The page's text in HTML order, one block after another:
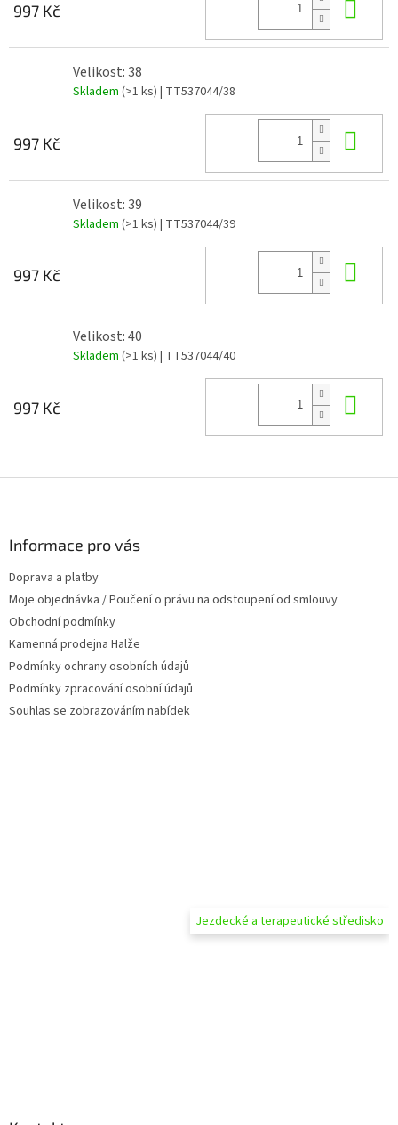
997 Kč
Velikost: 38
Skladem (>1 ks) | TT537044/38
997 Kč
Velikost: 39
Skladem (>1 ks) | TT537044/39
997 Kč
Velikost: 40
Skladem (>1 ks) | TT537044/40
997 Kč
Informace pro vás
Doprava a platby
Moje objednávka / Poučení o právu na odstoupení od smlouvy
Obchodní podmínky
Kamenná prodejna Halže
Podmínky ochrany osobních údajů
Podmínky zpracování osobní údajů
Souhlas se zobrazováním nabídek
Jezdecké a terapeutické středisko